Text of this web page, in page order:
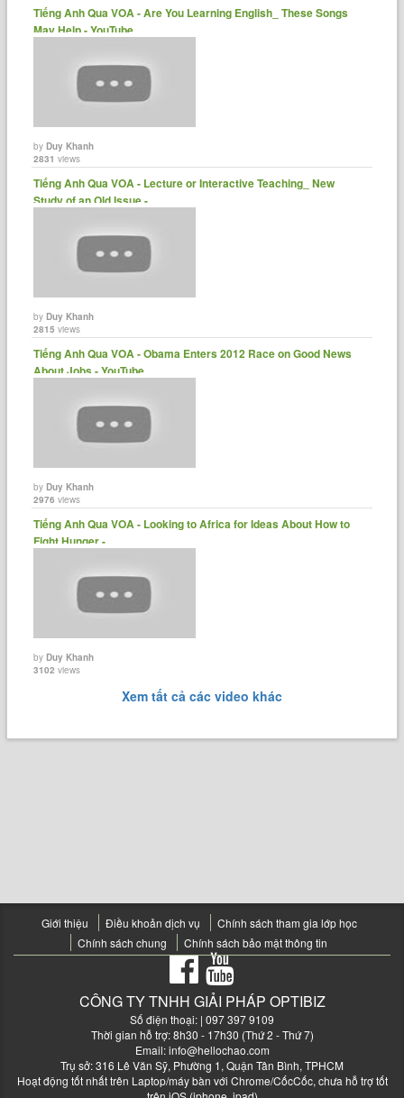
Tiếng Anh Qua VOA - Are You Learning English_ These Songs
May Help - YouTube
byDuy Khanh
2831 views
Tiếng Anh Qua VOA - Lecture or Interactive Teaching_ New
Study of an Old Issue -......
byDuy Khanh
2815 views
Tiếng Anh Qua VOA - Obama Enters 2012 Race on Good News
About Jobs - YouTube
byDuy Khanh
2976 views
Tiếng Anh Qua VOA - Looking to Africa for Ideas About How to
Fight Hunger -......
byDuy Khanh
3102 views
Xem tất cả các video khác
Giới thiệu Điều khoản dịch vụ
Chính sách tham gia lớp học
Chính sách chung
Chính sách bảo mật thông tin
CÔNG TY TNHH GIẢI PHÁP OPTIBIZ
Số điện thoại: | 097 397 9109
Thời gian hỗ trợ: 8h30 - 17h30 (Thứ 2 - Thứ 7)
Email:info@hellochao.com
Trụ sở: 316 Lê Văn Sỹ, Phường 1, Quận Tân Bình, TPHCM
Hoạt động tốt nhất trên Laptop/máy bàn với Chrome/CốcCốc, chưa hỗ trợ tốt